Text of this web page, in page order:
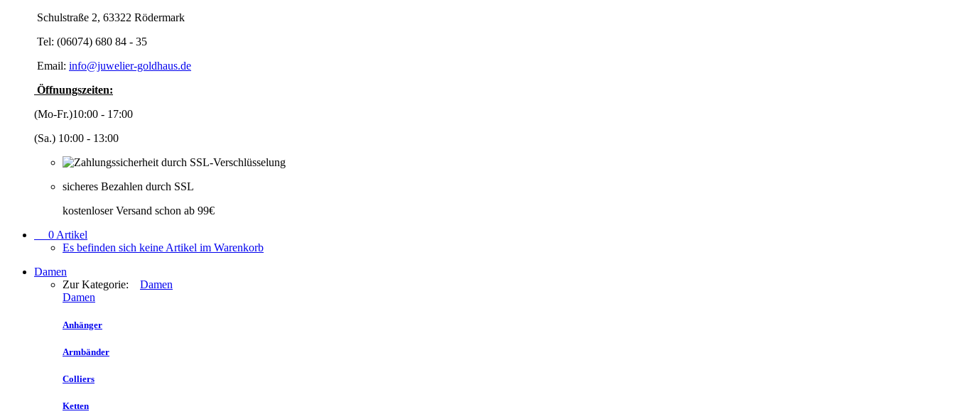
Schulstraße 2, 63322 Rödermark
Tel: (06074) 680 84 - 35
Email: info@juwelier-goldhaus.de
Öffnungszeiten:
(Mo-Fr.)10:00 - 17:00
(Sa.) 10:00 - 13:00
sicheres Bezahlen durch SSL
kostenloser Versand schon ab 99€
0 Artikel
Es befinden sich keine Artikel im Warenkorb
Damen
Zur Kategorie: Damen
Damen
Anhänger
Armbänder
Colliers
Ketten